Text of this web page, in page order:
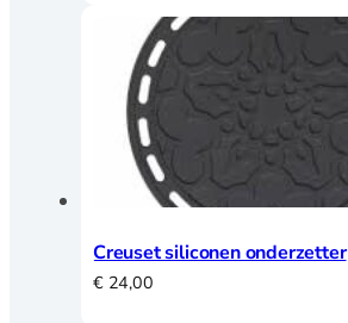
Creuset siliconen onderzetter
€24,00